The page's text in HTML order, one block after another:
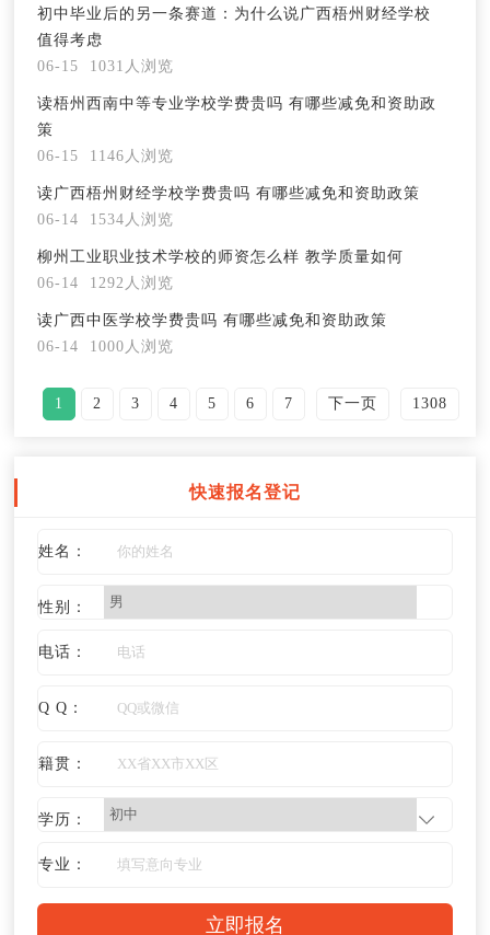
初中毕业后的另一条赛道：为什么说广西梧州财经学校
值得考虑
06-15
1031人浏览
读梧州西南中等专业学校学费贵吗 有哪些减免和资助政
策
06-15
1146人浏览
读广西梧州财经学校学费贵吗 有哪些减免和资助政策
06-14
1534人浏览
柳州工业职业技术学校的师资怎么样 教学质量如何
06-14
1292人浏览
读广西中医学校学费贵吗 有哪些减免和资助政策
06-14
1000人浏览
1 2 3 4 5 6 7 下一页 1308
快速报名登记
姓名：
性别：
电话：
Q Q：
籍贯：
学历：
专业：